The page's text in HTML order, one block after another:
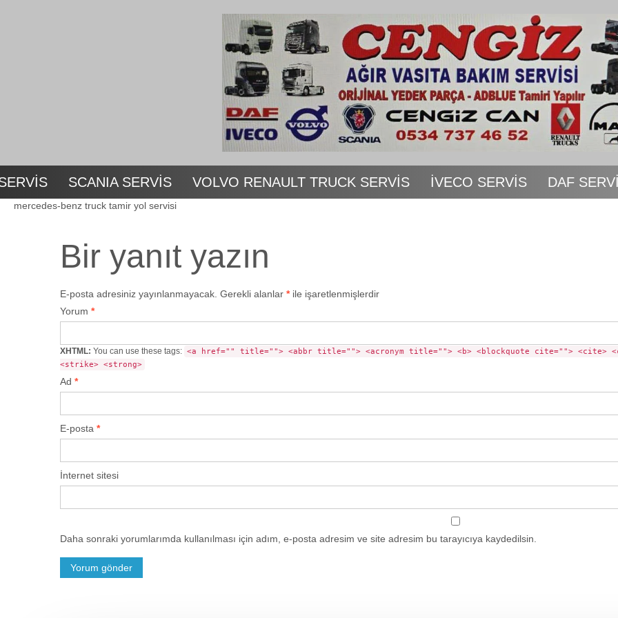
SCANIA SERVİS VOLVO RENAULT TRUCK SERVİS İVECO SERVİS DAF
mercedes-benz truck tamir yol servisi
Bir yanıt yazın
E-posta adresiniz yayınlanmayacak. Gerekli alanlar *ile işaretlenmişlerdir
Yorum *
XHTML: You can use these tags: <a href="" title=""> <abbr title=""> <acronym title=""> <b> <blockquote cite=""> <cite>
<strike> <strong>
Ad *
E-posta *
İnternet sitesi
Daha sonraki yorumlarımda kullanılması için adım, e-posta adresim ve site adresim bu tarayıcıya kaydedilsin.